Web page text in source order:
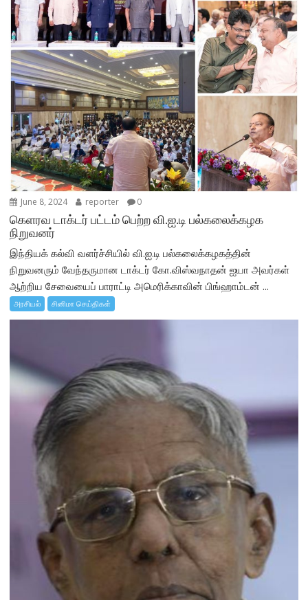
June 8, 2024 reporter 0
கெளரவ டாக்டர் பட்டம் பெற்ற வி.ஐ.டி பல்கலைக்கழக
நிறுவனர்
இந்தியக் கல்வி வளர்ச்சியில் வி.ஐ.டி பல்கலைக்கழகத்தின்
நிறுவனரும் வேந்தருமான டாக்டர் கோ.விஸ்வநாதன் ஐயா அவர்கள்
ஆற்றிய சேவையைப் பாராட்டி அமெரிக்காவின் பிங்ஹாம்டன் ...
அரசியல் சினிமா செய்திகள்